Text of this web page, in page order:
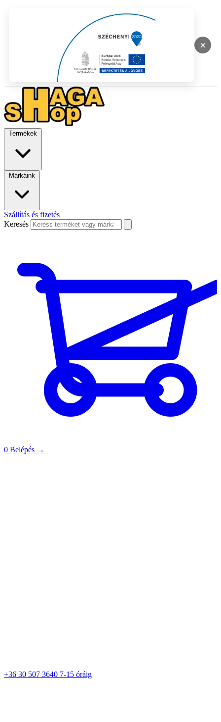
×
Termékek
Márkáink
Szállítás és fizetés
Keresés
0 Belépés →
+36 30 507 3640 7-15 óráig